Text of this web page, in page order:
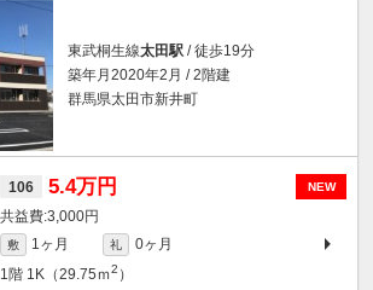
東武桐生線太田駅 / 徒歩19分
築年月2020年2月 / 2階建
群馬県太田市新井町
NEW
106 5.4万円
3,000円
敷 1ヶ月 礼
0ヶ月
1階 1K（29.75ｍ2 ）